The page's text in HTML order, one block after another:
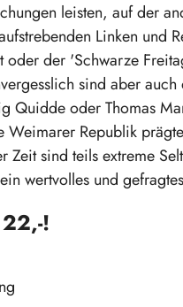
leisten, auf der
Linken und
der 'Schwarze
sind aber
Quidde oder Thomas
Weimarer Republik
Zeit sind teils extreme
wertvolles und
!